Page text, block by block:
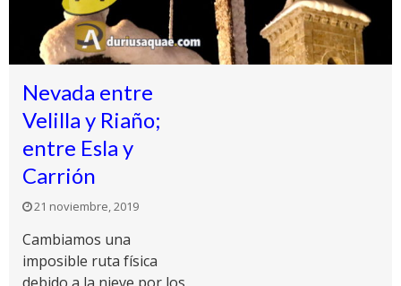
Nevada entre
Velilla y Riaño;
entre Esla y
Carrión
21 noviembre, 2019
Cambiamos una
imposible ruta física